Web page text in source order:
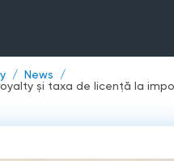
News
și taxa de licență la